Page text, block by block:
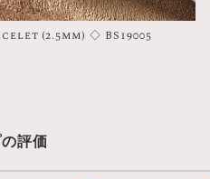
(2.5mm) ◇ BS19005
評価